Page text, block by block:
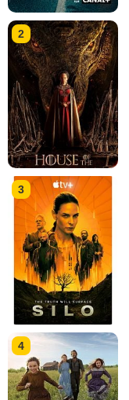
2
3
4